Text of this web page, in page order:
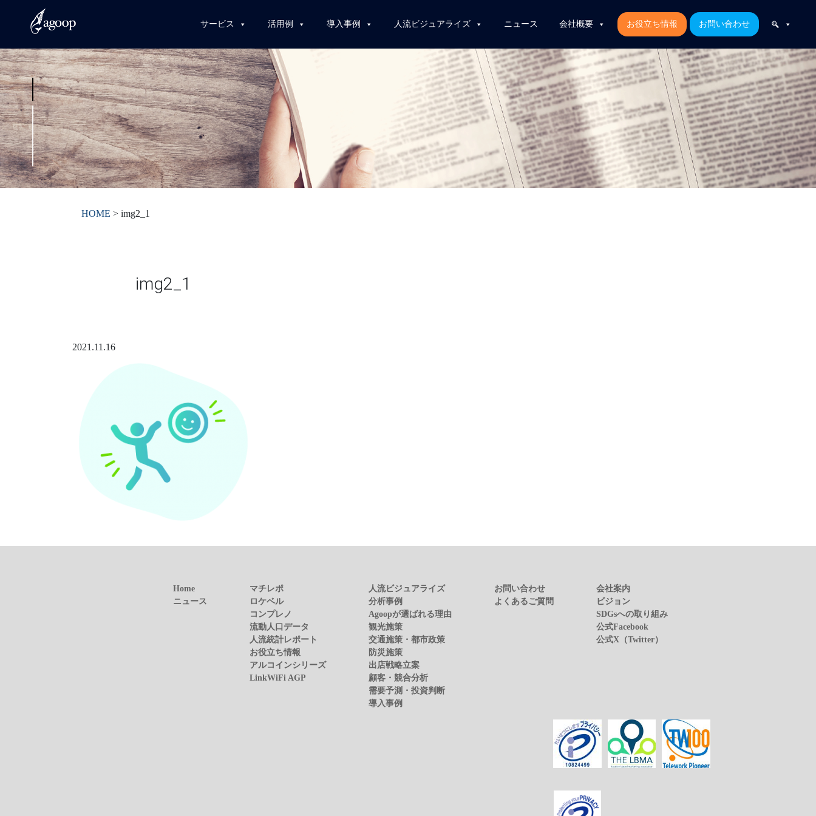
サービス 活用例 導入事例 人流ビジュアライズ ニュース 会社概要 お役立ち情報 お問い合わせ
HOME >img2_1
img2_1
2021.11.16
Home
ニュース
マチレポ
ロケベル
コンプレノ
流動人口データ
人流統計レポート
お役立ち情報
アルコインシリーズ
LinkWiFi AGP
人流ビジュアライズ
分析事例
Agoopが選ばれる理由
観光施策
交通施策・都市政策
防災施策
出店戦略立案
顧客・競合分析
需要予測・投資判断
導入事例
お問い合わせ
よくあるご質問
会社案内
ビジョン
SDGsへの取り組み
公式Facebook
公式X（Twitter）